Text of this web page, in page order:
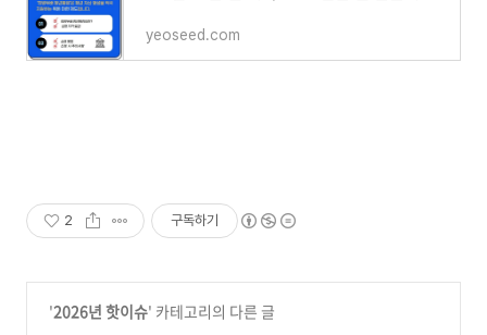
yeoseed.com
2 구독하기
'2026년 핫이슈' 카테고리의 다른 글